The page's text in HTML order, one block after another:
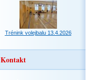
Trénink volejbalu 13.4.2026
Kontakt